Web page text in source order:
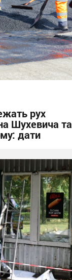
рух
Шухевича та
дати